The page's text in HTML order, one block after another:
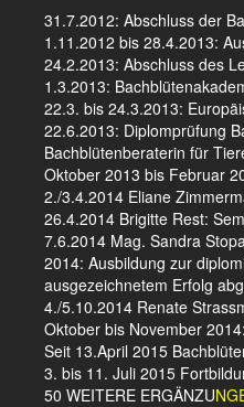
31.7.2012: Abschluss der
1.11.2012 bis 28.4.2013:
24.2.2013: Abschluss des
1.3.2013:
22.3. bis 24.3.2013:
22.6.2013: Diplomprüfung
Bachblütenberaterin für
Oktober 2013 bis Februar
2./3.4.2014 Eliane
26.4.2014 Brigitte Rest:
7.6.2014 Mag. Sandra
2014: Ausbildung zur
ausgezeichnetem Erfolg
4./5.10.2014 Renate
Oktober bis November
Seit 13.April 2015
3. bis 11. Juli 2015
50 WEITERE ERGÄNZU